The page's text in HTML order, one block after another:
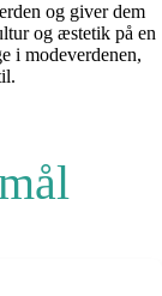
og giver dem
og æstetik på en
i modeverdenen,